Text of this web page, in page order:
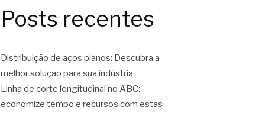
Posts recentes
Distribuição de aços planos: Descubra a
melhor solução para sua indústria
Linha de corte longitudinal no ABC:
economize tempo e recursos com estas